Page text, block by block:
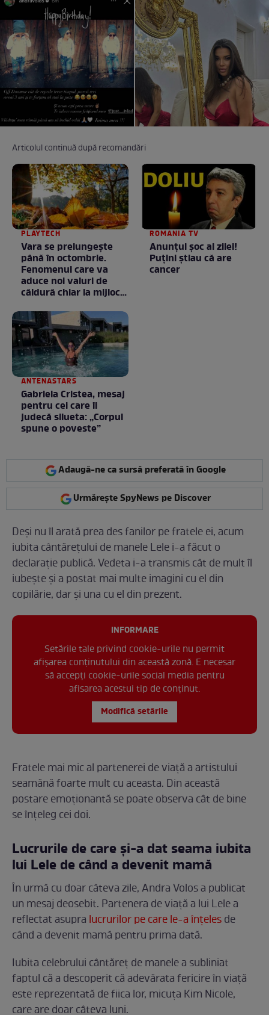
Articolul continuă după recomandări
PLAYTECH
Vara se prelungeşte
până în octombrie.
Fenomenul care va
aduce noi valuri de
căldură chiar la mijlocul
ROMANIA TV
Anunţul şoc al zilei!
Puţini ştiau că are
cancer
ANTENASTARS
Gabriela Cristea, mesaj
pentru cei care îi
judecă silueta: „Corpul
spune o poveste”
Adaugă-ne ca sursă preferată în Google
Urmărește SpyNews pe Discover
Deși nu îl arată prea des fanilor pe fratele ei, acum
iubita cântărețului de manele Lele i-a făcut o
declarație publică. Vedeta i-a transmis cât de mult îl
iubește și a postat mai multe imagini cu el din
copilărie, dar și una cu el din prezent.
INFORMARE
Setările tale privind cookie-urile nu permit
afișarea conținutului din această zonă. E necesar
să accepți cookie-urile social media pentru
afisarea acestui tip de conținut.
Modifică setările
Fratele mai mic al partenerei de viață a artistului
seamănă foarte mult cu aceasta. Din această
postare emoționantă se poate observa cât de bine
se înțeleg cei doi.
Lucrurile de care și-a dat seama iubita
lui Lele de când a devenit mamă
În urmă cu doar câteva zile, Andra Volos a publicat
un mesaj deosebit. Partenera de viață a lui Lele a
reflectat asupra lucrurilor pe care le-a înțelesde
când a devenit mamă pentru prima dată.
Iubita celebrului cântăreț de manele a subliniat
faptul că a descoperit că adevărata fericire în viață
este reprezentată de fiica lor, micuța Kim Nicole,
care are doar câteva luni.